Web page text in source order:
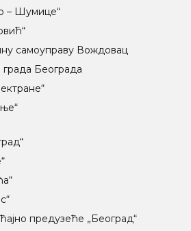
– Шумице“
самоуправу Вождовац
града Београда
предузеће „Београд“